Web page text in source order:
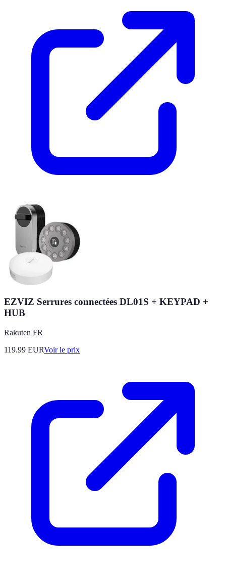
EZVIZ Serrures connectées DL01S + KEYPAD +
HUB
Rakuten FR
119.99 EURVoir le prix